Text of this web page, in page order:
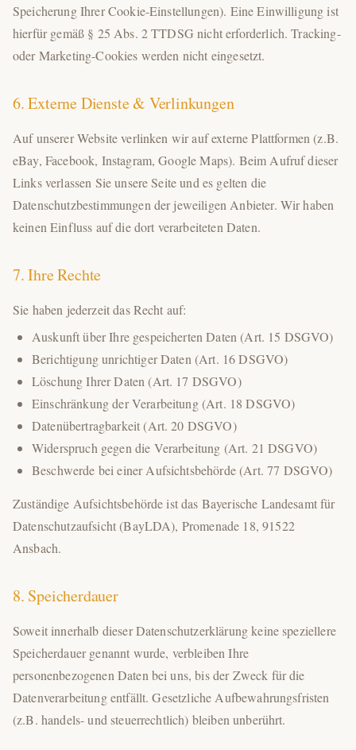
Speicherung Ihrer Cookie-Einstellungen). Eine Einwilligung ist
hierfür gemäß § 25 Abs. 2 TTDSG nicht erforderlich. Tracking-
oder Marketing-Cookies werden nicht eingesetzt.
6. Externe Dienste & Verlinkungen
Auf unserer Website verlinken wir auf externe Plattformen (z.B.
eBay, Facebook, Instagram, Google Maps). Beim Aufruf dieser
Links verlassen Sie unsere Seite und es gelten die
Datenschutzbestimmungen der jeweiligen Anbieter. Wir haben
keinen Einfluss auf die dort verarbeiteten Daten.
7. Ihre Rechte
Sie haben jederzeit das Recht auf:
Auskunft über Ihre gespeicherten Daten (Art. 15 DSGVO)
Berichtigung unrichtiger Daten (Art. 16 DSGVO)
Löschung Ihrer Daten (Art. 17 DSGVO)
Einschränkung der Verarbeitung (Art. 18 DSGVO)
Datenübertragbarkeit (Art. 20 DSGVO)
Widerspruch gegen die Verarbeitung (Art. 21 DSGVO)
Beschwerde bei einer Aufsichtsbehörde (Art. 77 DSGVO)
Zuständige Aufsichtsbehörde ist das Bayerische Landesamt für
Datenschutzaufsicht (BayLDA), Promenade 18, 91522
Ansbach.
8. Speicherdauer
Soweit innerhalb dieser Datenschutzerklärung keine speziellere
Speicherdauer genannt wurde, verbleiben Ihre
personenbezogenen Daten bei uns, bis der Zweck für die
Datenverarbeitung entfällt. Gesetzliche Aufbewahrungsfristen
(z.B. handels- und steuerrechtlich) bleiben unberührt.